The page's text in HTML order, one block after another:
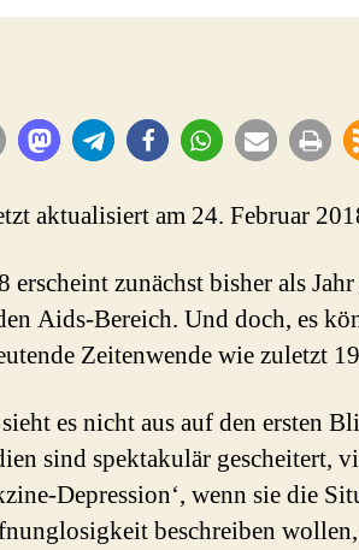
aktualisiert am 24. Februar
erscheint zunächst bisher als
Aids-Bereich. Und doch, es
Zeitenwende wie zuletzt
es nicht aus auf den ersten
sind spektakulär gescheitert,
Depression‘, wenn sie die
beschreiben